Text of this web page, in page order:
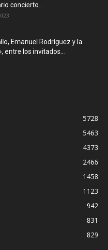
concierto...
Emanuel Rodríguez y la
entre los invitados...
5728
5463
4373
2466
1458
1123
942
831
829